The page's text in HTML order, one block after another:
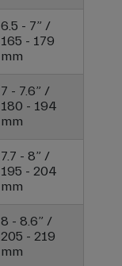
6.5 - 7” /
165 - 179
mm
7 - 7.6” /
180 - 194
mm
7.7 - 8” /
195 - 204
mm
8 - 8.6” /
205 - 219
mm